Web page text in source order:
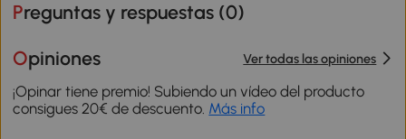
Preguntas y respuestas (0)
Opiniones Ver todas las opiniones
¡Opinar tiene premio! Subiendo un vídeo del producto
consigues 20€ de descuento. Más info